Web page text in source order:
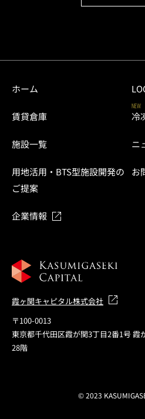
ホーム
賃貸倉庫
NEW
冷
施設一覧 ニ
用地活用・BTS型施設開発の
ご提案
お
企業情報
霞ヶ関キャピタル株式会社
〒100-0013
東京都千代田区霞が関3丁目2番1号 霞
28階
© 2023